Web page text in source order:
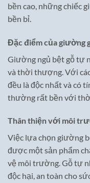
bền cao, những chiếc
bền bỉ.
Đặc điểm của giường
Giường ngủ bệt gỗ tự
và thời thượng. Với
đều là độc nhất và có
thường rất bền với
Thân thiện với môi
Việc lựa chọn giường
được một sản phẩm
vệ môi trường. Gỗ tự
độc hại, an toàn cho